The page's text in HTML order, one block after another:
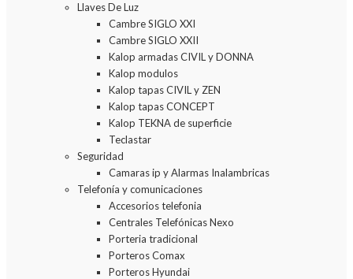
Llaves De Luz
Cambre SIGLO XXI
Cambre SIGLO XXII
Kalop armadas CIVIL y DONNA
Kalop modulos
Kalop tapas CIVIL y ZEN
Kalop tapas CONCEPT
Kalop TEKNA de superficie
Teclastar
Seguridad
Camaras ip y Alarmas Inalambricas
Telefonía y comunicaciones
Accesorios telefonia
Centrales Telefónicas Nexo
Porteria tradicional
Porteros Comax
Porteros Hyundai